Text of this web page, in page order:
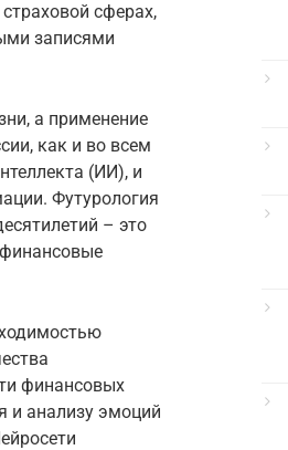
сферах,
записями
а применение
как и во всем
(ИИ), и
Футурология
– это
финансовые
финансовых
и анализу эмоций